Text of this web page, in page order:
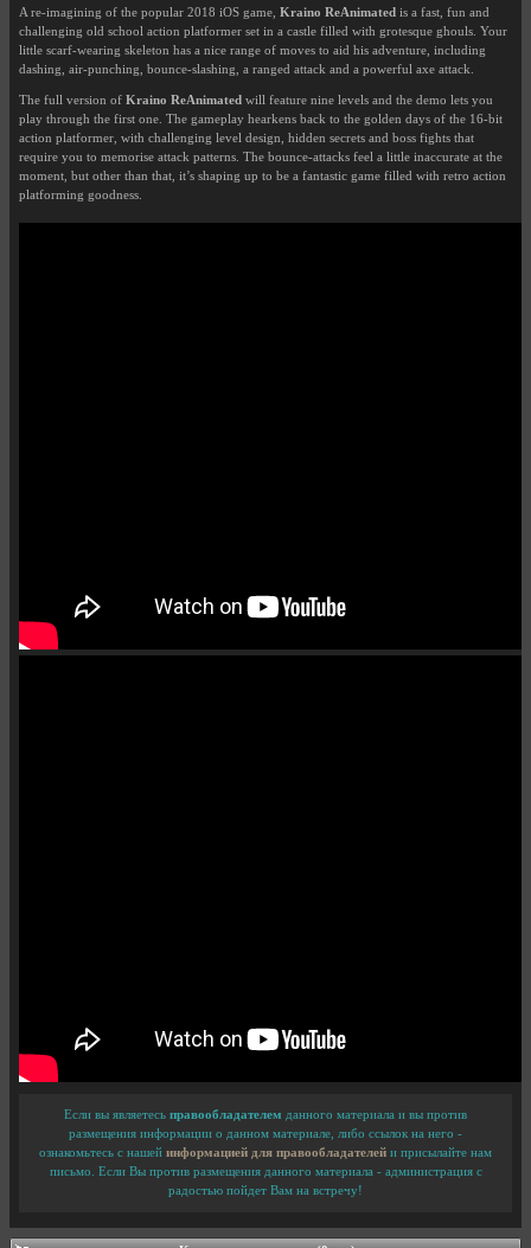
A re-imagining of the popular 2018 iOS game, Kraino ReAnimated is a fast, fun and
challenging old school action platformer set in a castle filled with grotesque ghouls. Your
little scarf-wearing skeleton has a nice range of moves to aid his adventure, including
dashing, air-punching, bounce-slashing, a ranged attack and a powerful axe attack.
The full version of Kraino ReAnimated will feature nine levels and the demo lets you
play through the first one. The gameplay hearkens back to the golden days of the 16-bit
action platformer, with challenging level design, hidden secrets and boss fights that
require you to memorise attack patterns. The bounce-attacks feel a little inaccurate at the
moment, but other than that, it’s shaping up to be a fantastic game filled with retro action
platforming goodness.
Если вы являетесь правообладателем данного материала и вы против
размещения информации о данном материале, либо ссылок на него -
ознакомьтесь с нашей информацией для правообладателей и присылайте нам
письмо. Если Вы против размещения данного материала - администрация с
радостью пойдет Вам на встречу!